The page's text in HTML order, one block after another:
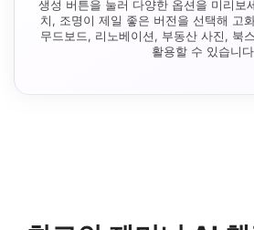
생성 버튼을 눌러 다양한 옵션을 미리보
치, 조명이 제일 좋은 버전을 선택해 고
무드보드, 리노베이션, 부동산 사진, 북
활용할 수 있습니